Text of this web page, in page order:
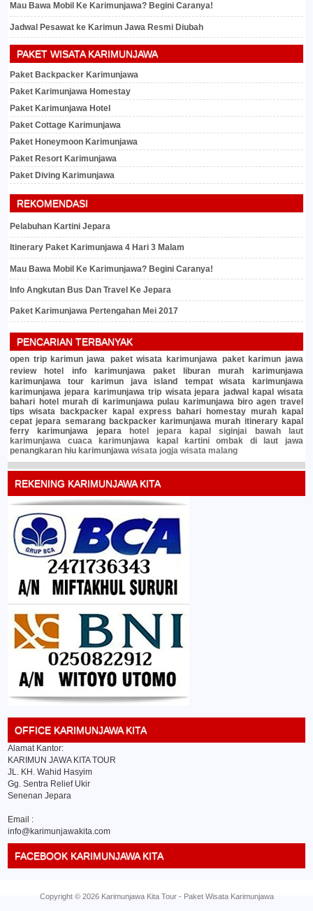
Mau Bawa Mobil Ke Karimunjawa? Begini Caranya!
Jadwal Pesawat ke Karimun Jawa Resmi Diubah
PAKET WISATA KARIMUNJAWA
Paket Backpacker Karimunjawa
Paket Karimunjawa Homestay
Paket Karimunjawa Hotel
Paket Cottage Karimunjawa
Paket Honeymoon Karimunjawa
Paket Resort Karimunjawa
Paket Diving Karimunjawa
REKOMENDASI
Pelabuhan Kartini Jepara
Itinerary Paket Karimunjawa 4 Hari 3 Malam
Mau Bawa Mobil Ke Karimunjawa? Begini Caranya!
Info Angkutan Bus Dan Travel Ke Jepara
Paket Karimunjawa Pertengahan Mei 2017
PENCARIAN TERBANYAK
open trip karimun jawa paket wisata karimunjawa paket karimun jawa
review hotel
info karimunjawa paket liburan murah
karimunjawa
karimunjawa tour
karimun java island
tempat wisata karimunjawa
karimunjawa jepara karimunjawa trip wisata jepara jadwal kapal wisata
bahari hotel murah di karimunjawa pulau karimunjawa biro agen travel
tips wisata
backpacker kapal express bahari homestay murah
kapal
cepat jepara semarang backpacker karimunjawa murah itinerary kapal
ferry karimunjawa jepara
hotel jepara kapal siginjai
bawah laut
karimunjawa
cuaca karimunjawa kapal kartini
ombak di laut jawa
penangkaran hiu karimunjawa wisata jogja wisata malang
REKENING KARIMUNJAWA KITA
OFFICE KARIMUNJAWA KITA
Alamat Kantor:
KARIMUN JAWA KITA TOUR
JL. KH. Wahid Hasyim
Gg. Sentra Relief Ukir
Senenan Jepara
Email :
info@karimunjawakita.com
FACEBOOK KARIMUNJAWA KITA
Copyright © 2026 Karimunjawa Kita Tour- Paket Wisata Karimunjawa